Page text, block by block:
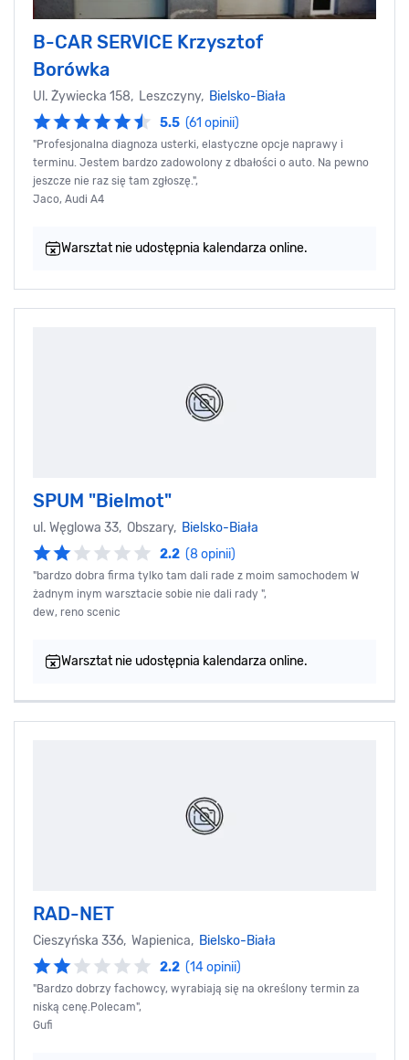
B-CAR SERVICE Krzysztof
Borówka
Ul. Żywiecka 158, Leszczyny, Bielsko-Biała
5.5 (61 opinii)
"Profesjonalna diagnoza usterki, elastyczne opcje naprawy i
terminu. Jestem bardzo zadowolony z dbałości o auto. Na pewno
jeszcze nie raz się tam zgłoszę.",
Jaco, Audi A4
Warsztat nie udostępnia kalendarza online.
SPUM "Bielmot"
ul. Węglowa 33, Obszary, Bielsko-Biała
2.2 (8 opinii)
"bardzo dobra firma tylko tam dali rade z moim samochodem W
żadnym inym warsztacie sobie nie dali rady ",
dew, reno scenic
Warsztat nie udostępnia kalendarza online.
RAD-NET
Cieszyńska 336, Wapienica, Bielsko-Biała
2.2 (14 opinii)
"Bardzo dobrzy fachowcy, wyrabiają się na określony termin za
niską cenę.Polecam",
Gufi